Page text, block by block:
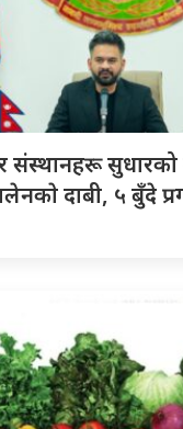
संस्थानहरू सुधारको
दाबी, ५ बुँदे